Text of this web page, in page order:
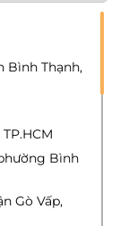
Bình Thạnh,
Bình
Gò Vấp,